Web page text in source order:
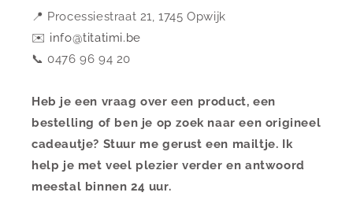
📍 Processiestraat 21, 1745 Opwijk
✉️ info@titatimi.be
📞 0476 96 94 20
Heb je een vraag over een product, een
bestelling of ben je op zoek naar een origineel
cadeautje? Stuur me gerust een mailtje. Ik
help je met veel plezier verder en antwoord
meestal binnen 24 uur.